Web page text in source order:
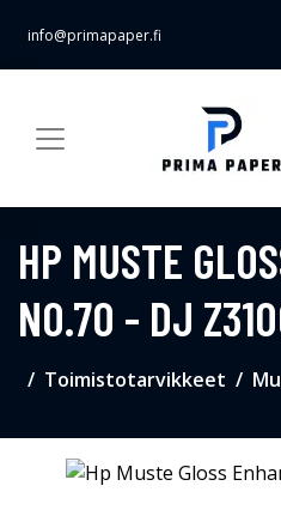
info@primapaper.fi
HP MUSTE
NO.70 - DJ
Toimistotarvikkeet